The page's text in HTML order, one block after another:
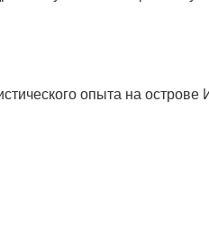
опыта на острове